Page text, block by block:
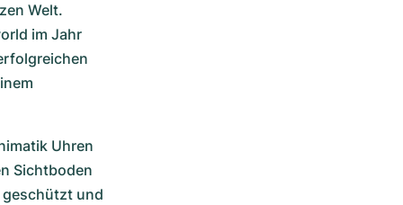
Welt.
im Jahr
Uhren
Sichtboden
geschützt und